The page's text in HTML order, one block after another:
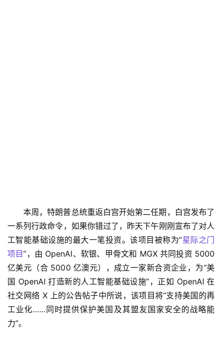
本周，特朗普总统重返白宫开始第二任期，白宫发布了
一系列行政命令，如果你错过了，昨天下午刚刚宣布了对人
工智能基础设施的最大一笔投资。该项目被称为“星际之门
项目”，由 OpenAI、软银、甲骨文和 MGX 共同投资 5000
亿美元（合 5000 亿澳元），成立一家新合资企业，为“美
国 OpenAI 打造新的人工智能基础设施”，正如 OpenAI 在
社交网络 X 上的公告帖子中所说，该项目将“支持美国的再
工业化……同时提供保护美国及其盟友国家安全的战略能
力”。